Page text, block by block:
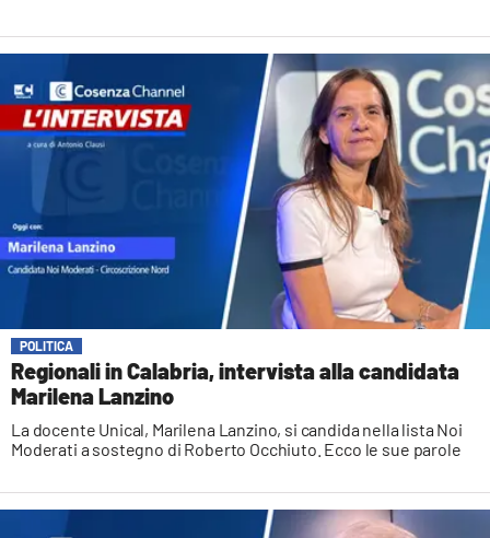
POLITICA
Regionali in Calabria, intervista alla candidata
Marilena Lanzino
La docente Unical, Marilena Lanzino, si candida nella lista Noi
Moderati a sostegno di Roberto Occhiuto. Ecco le sue parole